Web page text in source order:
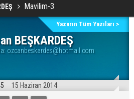
Mavilim-3
BEŞKARDEŞ
ozcanbeskardes@hotmail.com
Yazarın Tüm Yazıları >
15 Haziran 2014